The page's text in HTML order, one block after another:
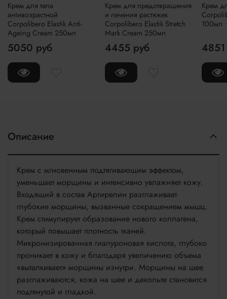
Крем для тела
антивозрастной
Corpolibero Elastik Anti-
Ageing Cream 250мл
5050 руб
Крем для предотвращения
и лечения растяжек
Corpolibero Elastik Stretch
Mark Cream 250мл
4455 руб
Крем
100мл
Описание
Крем с мгновенным подтягивающим эффектом,
уменьшает морщины и интенсивно увлажняет кожу.
Входящий в состав Аргирелин разглаживает
глубокие морщины, вызванные сокращением мышц.
Крем стимулирует образование нового коллагена,
который повышает плотность тканей.
Микронизированная гиалуроновая кислота, глубоко
проникает в кожу и благодаря увеличению объема
«выталкивает» морщины изнутри. Морщины на шее
разглаживаются, кожа на шее и декольте становится
подтянутой и гладкой.